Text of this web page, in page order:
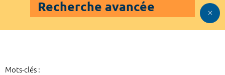
Recherche avancée
Mots-clés :